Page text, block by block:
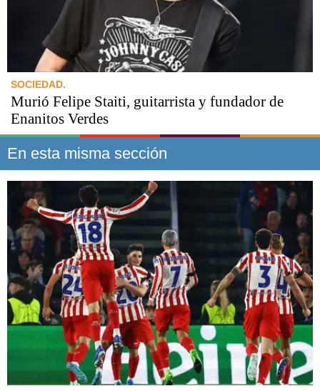
SOCIEDAD.
Murió Felipe Staiti, guitarrista y fundador de
Enanitos Verdes
En esta misma sección